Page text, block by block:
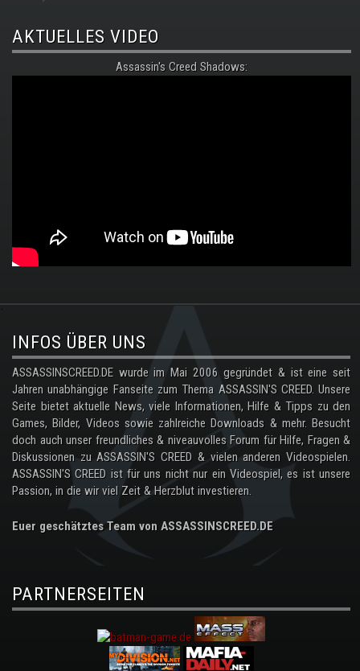
AKTUELLES VIDEO
Assassin's Creed Shadows:
.
INFOS ÜBER UNS
ASSASSINSCREED.DE wurde im Mai 2006 gegründet & ist eine seit
Jahren unabhängige Fanseite zum Thema ASSASSIN'S CREED. Unsere
Seite bietet aktuelle News, viele Informationen, Hilfe & Tipps zu den
Games, Bilder, Videos sowie zahlreiche Downloads & mehr. Besucht
doch auch unser freundliches & niveauvolles Forum für Hilfe, Fragen &
Diskussionen zu ASSASSIN'S CREED & vielen anderen Videospielen.
ASSASSIN'S CREED ist für uns nicht nur ein Videospiel, es ist unsere
Passion, in die wir viel Zeit & Herzblut investieren.
Euer geschätztes Team von ASSASSINSCREED.DE
PARTNERSEITEN